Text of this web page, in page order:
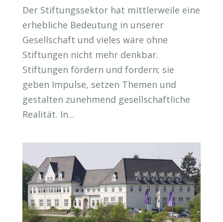
Der Stiftungssektor hat mittlerweile eine
erhebliche Bedeutung in unserer
Gesellschaft und vieles wäre ohne
Stiftungen nicht mehr denkbar.
Stiftungen fördern und fordern; sie
geben Impulse, setzen Themen und
gestalten zunehmend gesellschaftliche
Realität. In...